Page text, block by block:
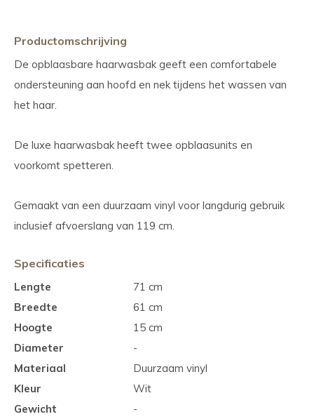
Productomschrijving
De opblaasbare haarwasbak geeft een comfortabele
ondersteuning aan hoofd en nek tijdens het wassen van
het haar.
De luxe haarwasbak heeft twee opblaasunits en
voorkomt spetteren.
Gemaakt van een duurzaam vinyl voor langdurig gebruik
inclusief afvoerslang van 119 cm.
Specificaties
Lengte
71 cm
Breedte
61 cm
Hoogte
15 cm
Diameter
-
Materiaal
Duurzaam vinyl
Kleur
Wit
Gewicht
-